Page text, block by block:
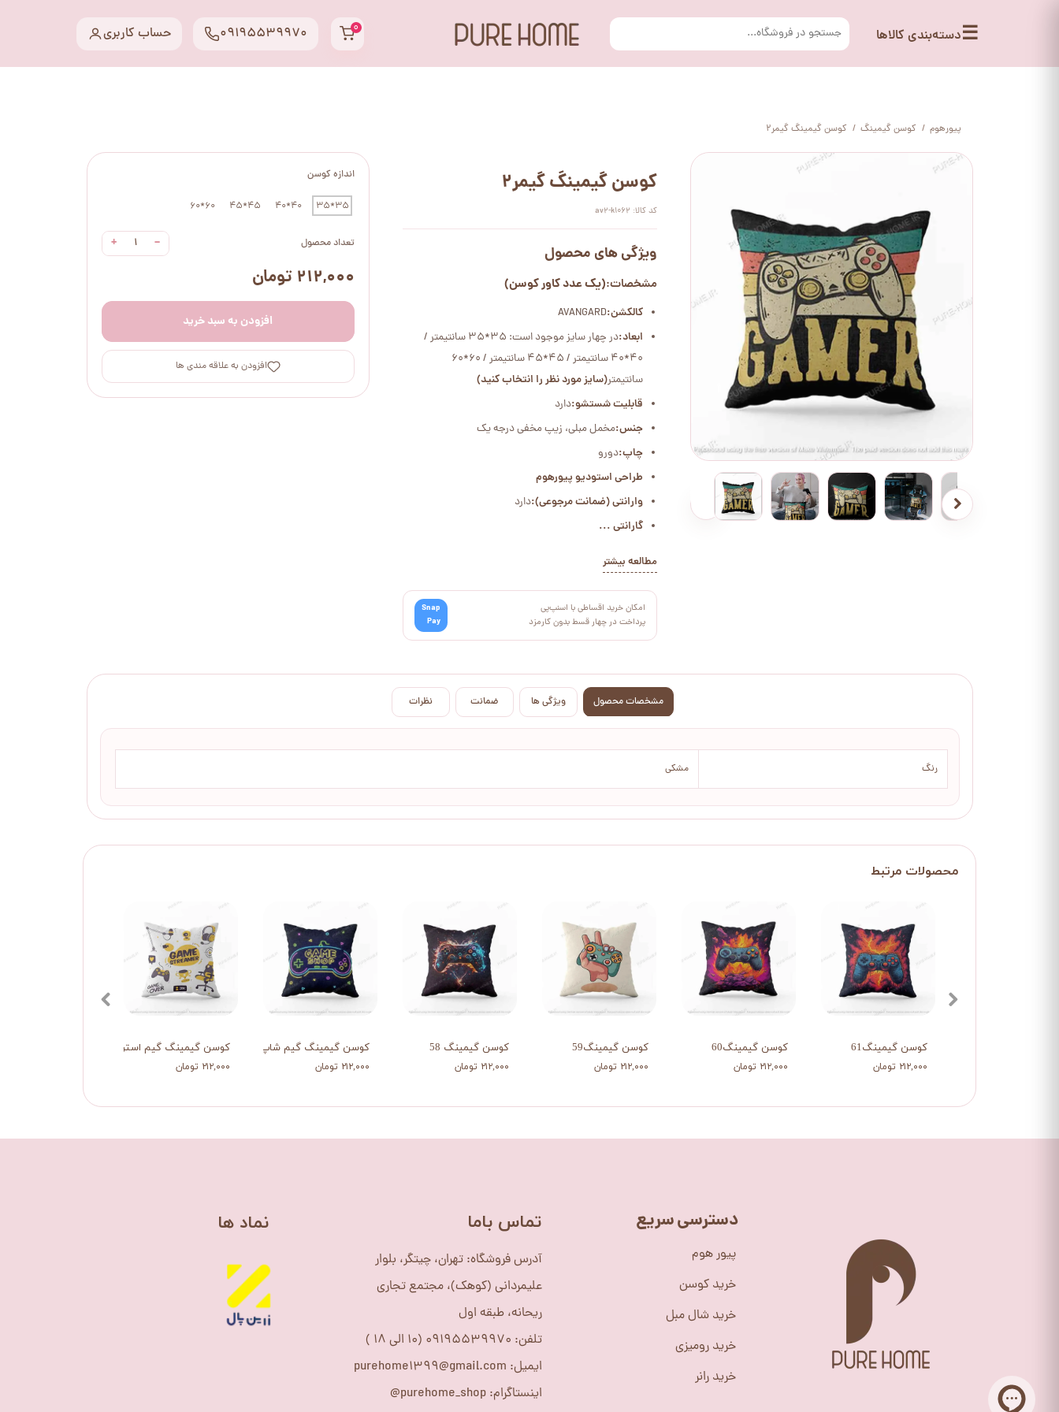
☰دسته‌بندی کالاها ۰ حساب کاربری 09195539970
پیورهوم کوسن گیمینگ کوسن گیمینگ گیمر2
اندازه کوسن
35*35
40*40
45*45
60*60
تعداد محصول −
+
۲۱۲,۰۰۰ تومان
افزودن به سبد خرید
افزودن به علاقه مندی ها
کوسن گیمینگ گیمر2
کد کالا: av2-k1062
ویژگی های محصول
مشخصات:(یک عدد کاور کوسن)
کالکشن:AVANGARD
ابعاد:
در چهار سایز موجود است: 35*35 سانتیمتر /
40*40 سانتیمتر / 45*45 سانتیمتر / 60*60
سانتیمتر(سایز مورد نظر را انتخاب کنید)
قابلیت شستشو:دارد
جنس:مخمل مبلی، زیپ مخفی درجه یک
چاپ:دورو
طراحی استودیو پیورهوم
وارانتی (ضمانت مرجوعی):دارد
گارانتی ...
مطالعه بیشتر
امکان خرید اقساطی با اسنپ‌پی
پرداخت در چهار قسط بدون کارمزد
Snap
Pay
مشخصات محصول ویژگی ها ضمانت نظرات
رنگ مشکی
کوسن گیمینگ گیم استریمر
۲۱۲,۰۰۰ تومان
کوسن گیمینگ گیم شاپ
۲۱۲,۰۰۰ تومان
کوسن گیمینگ 58
۲۱۲,۰۰۰ تومان
کوسن گیمینگ59
۲۱۲,۰۰۰ تومان
کوسن گیمینگ60
۲۱۲,۰۰۰ تومان
کوسن گیمینگ61
۲۱۲,۰۰۰ تومان
پیور هوم
خرید کوسن
خرید شال مبل
خرید رومیزی
خرید رانر
دسترسی سریع ​تماس باما
آدرس فروشگاه: تهران، چیتگر، بلوار
علیمردانی (کوهک)، مجتمع تجاری
ریحانه، طبقه اول
تلفن: 09195539970 (10 الی 18 )
ایمیل: purehome1399@gmail.com
اینستاگرام: purehome_shop@
​نماد ها